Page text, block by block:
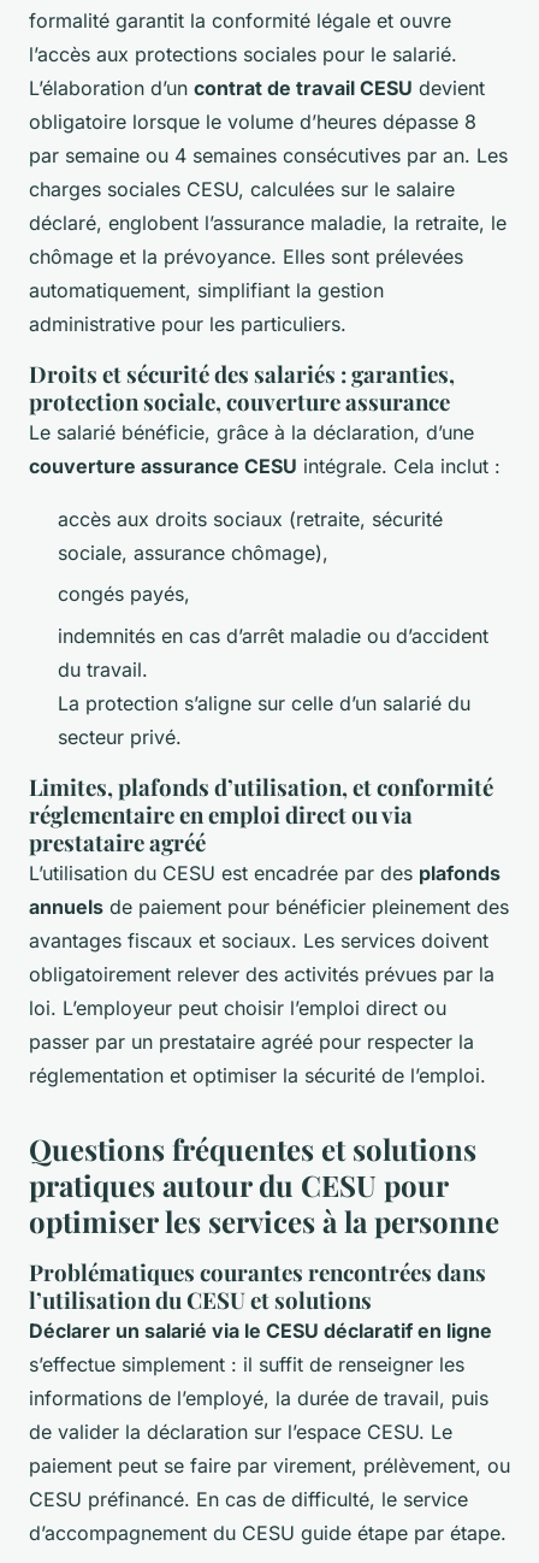
formalité garantit la conformité légale et ouvre
l’accès aux protections sociales pour le salarié.
L’élaboration d’un contrat de travail CESU devient
obligatoire lorsque le volume d’heures dépasse 8
par semaine ou 4 semaines consécutives par an. Les
charges sociales CESU, calculées sur le salaire
déclaré, englobent l’assurance maladie, la retraite, le
chômage et la prévoyance. Elles sont prélevées
automatiquement, simplifiant la gestion
administrative pour les particuliers.
Droits et sécurité des salariés : garanties,
protection sociale, couverture assurance
Le salarié bénéficie, grâce à la déclaration, d’une
couverture assurance CESU intégrale. Cela inclut :
accès aux droits sociaux (retraite, sécurité
sociale, assurance chômage),
congés payés,
indemnités en cas d’arrêt maladie ou d’accident
du travail.
La protection s’aligne sur celle d’un salarié du
secteur privé.
Limites, plafonds d’utilisation, et conformité
réglementaire en emploi direct ou via
prestataire agréé
L’utilisation du CESU est encadrée par des plafonds
annuels de paiement pour bénéficier pleinement des
avantages fiscaux et sociaux. Les services doivent
obligatoirement relever des activités prévues par la
loi. L’employeur peut choisir l’emploi direct ou
passer par un prestataire agréé pour respecter la
réglementation et optimiser la sécurité de l’emploi.
Questions fréquentes et solutions
pratiques autour du CESU pour
optimiser les services à la personne
Problématiques courantes rencontrées dans
l’utilisation du CESU et solutions
Déclarer un salarié via le CESU déclaratif en ligne
s’effectue simplement : il suffit de renseigner les
informations de l’employé, la durée de travail, puis
de valider la déclaration sur l’espace CESU. Le
paiement peut se faire par virement, prélèvement, ou
CESU préfinancé. En cas de difficulté, le service
d’accompagnement du CESU guide étape par étape.